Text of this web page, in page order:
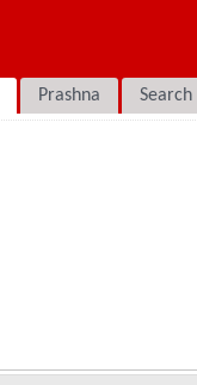
Prashna Search